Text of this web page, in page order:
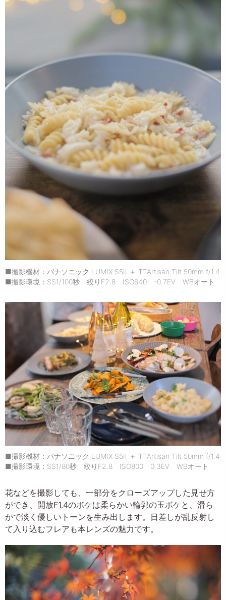
■撮影機材：パナソニック LUMIX S5II ＋ TTArtisan Tilt 50mm f/1.4
■撮影環境：SS1/100秒 絞りF2.8 ISO640 -0.7EV WBオート
■撮影機材：パナソニック LUMIX S5II ＋ TTArtisan Tilt 50mm f/1.4
■撮影環境：SS1/80秒 絞りF2.8 ISO800 0.3EV WBオート
花などを撮影しても、一部分をクローズアップした見せ方
ができ、開放F1.4のボケは柔らかい輪郭の玉ボケと、滑ら
かで淡く優しいトーンを生み出します。日差しが乱反射し
て入り込むフレアも本レンズの魅力です。